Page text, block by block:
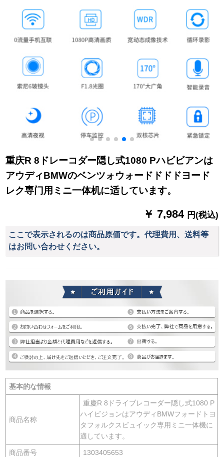
重庆R 8ドレーコダー隠し式1080 Pハビビアンは
アウディBMWのベンツォウォードドドドヨード
レク専门用ミニ一体机に适しています。
￥ 7,984 円(税込)
ここで表示されるのは商品原価です。代理費用、送料等
はお問い合わせください。
基本的な情報
商品名称
重慶R 8ドライブレコーダー隠し式1080 P
ハイビジョンはアウディBMWフォードトヨ
タフォルクスビュイック専用ミニ一体機に
適しています。
商品番号 1303405653